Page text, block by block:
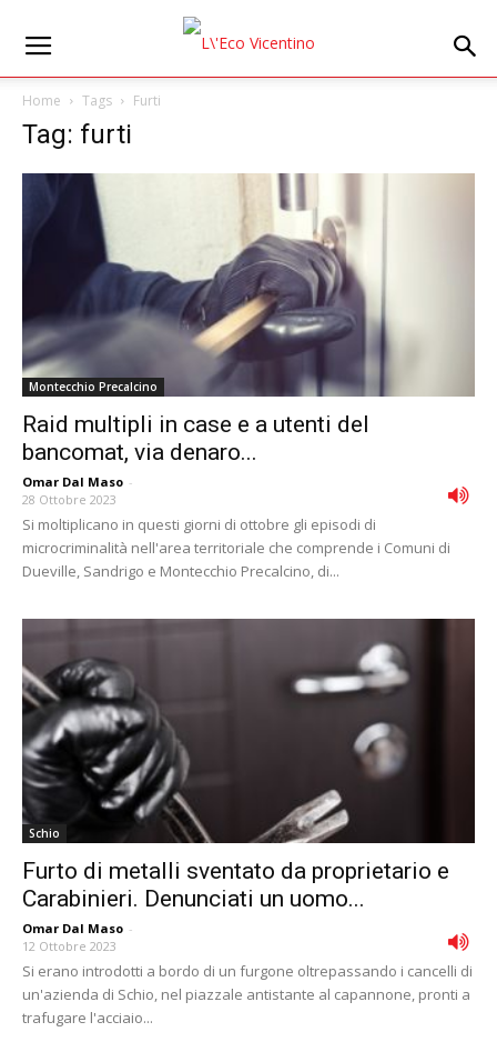
Home Tags Furti
Tag: furti
Montecchio Precalcino
Raid multipli in case e a utenti del
bancomat, via denaro...
Omar Dal Maso -
28 Ottobre 2023
Si moltiplicano in questi giorni di ottobre gli episodi di
microcriminalità nell'area territoriale che comprende i Comuni di
Dueville, Sandrigo e Montecchio Precalcino, di...
Schio
Furto di metalli sventato da proprietario e
Carabinieri. Denunciati un uomo...
Omar Dal Maso -
12 Ottobre 2023
Si erano introdotti a bordo di un furgone oltrepassando i cancelli di
un'azienda di Schio, nel piazzale antistante al capannone, pronti a
trafugare l'acciaio...